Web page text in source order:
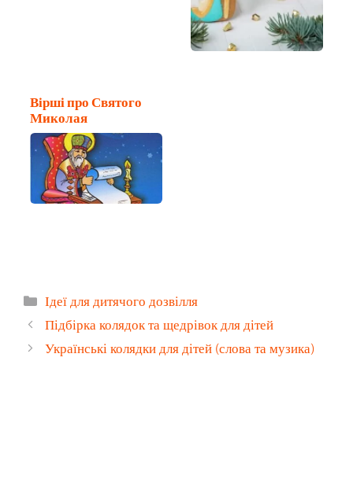
Вірші про Святого
Миколая
Категорії
Ідеї для дитячого дозвілля
Підбірка колядок та щедрівок для дітей
Українські колядки для дітей (слова та музика)